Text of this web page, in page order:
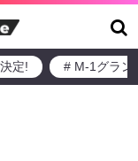
定! # M-1グラン